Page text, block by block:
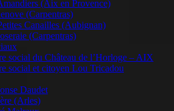
(Aix en Provence)
(Carpentras)
Canailles (Aubignan)
(Carpentras)
social du Château de l’Horloge – AIX
social et citoyen Lou Tricadou
Daudet
(Arles)